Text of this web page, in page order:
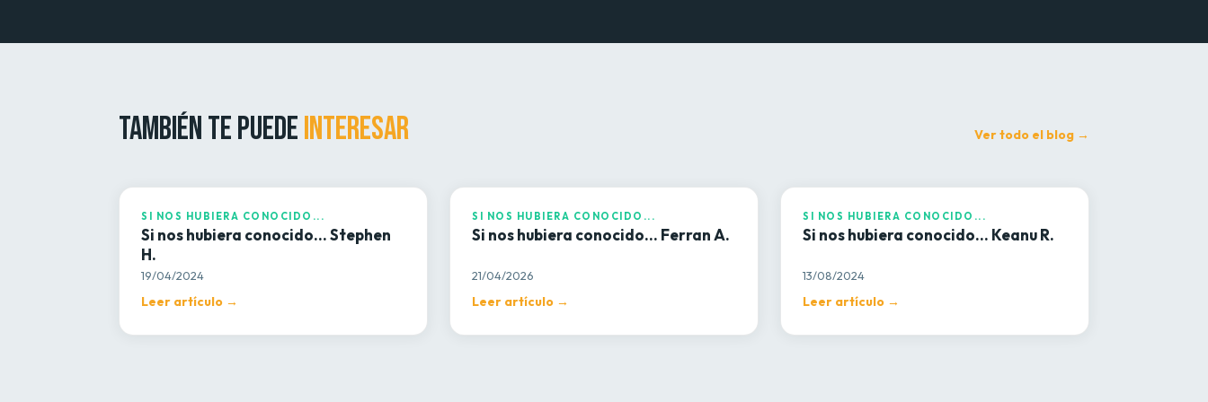
TAMBIÉN TE PUEDEINTERESAR Ver todo el blog →
SI NOS HUBIERA CONOCIDO...
Si nos hubiera conocido… Stephen
H.
19/04/2024
Leer artículo →
SI NOS HUBIERA CONOCIDO...
Si nos hubiera conocido… Ferran A.
21/04/2026
Leer artículo →
SI NOS HUBIERA CONOCIDO...
Si nos hubiera conocido… Keanu R.
13/08/2024
Leer artículo →